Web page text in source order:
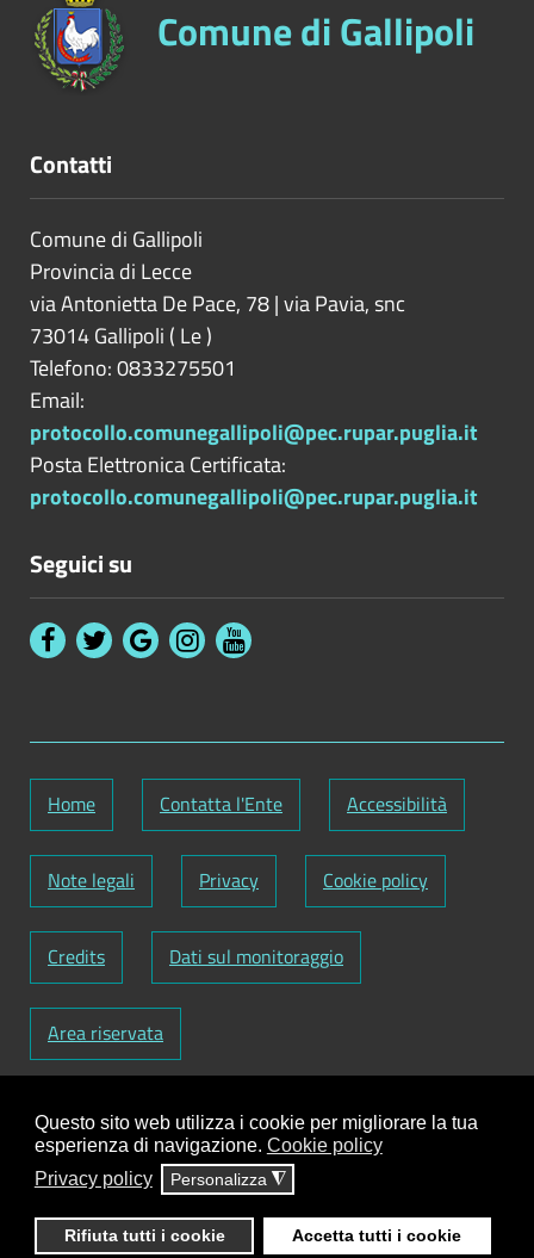
Questo sito web utilizza i cookie per migliorare la tua
esperienza di navigazione. Cookie policy
Privacy policy
Personalizza ◮
Rifiuta tutti i cookie Accetta tutti i cookie
Comune di Gallipoli
Contatti
Comune di Gallipoli
Provincia di Lecce
via Antonietta De Pace, 78 | via Pavia, snc
73014Gallipoli ( Le)
Telefono: 0833275501
Email:
protocollo.comunegallipoli@pec.rupar.puglia.it
Posta Elettronica Certificata:
protocollo.comunegallipoli@pec.rupar.puglia.it
Seguici su
Home Contatta l'Ente Accessibilità
Note legali Privacy Cookie policy
Credits Dati sul monitoraggio
Area riservata
Codice Fiscale: 82000090751-Partita IVA:
01129720759-Codice Fatturazione elettronica:
UFY1HC
contenuti:Antonio Scrimitore